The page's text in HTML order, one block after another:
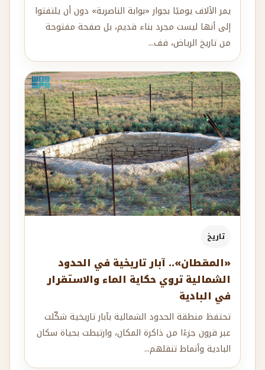
يمر الآلاف يوميًا بجوار «بوابة الناصرية» دون أن يلتفتوا
إلى أنها ليست مجرد بناء قديم، بل صفحة مفتوحة
من تاريخ الرياض، فف...
تاريخ
«المقطان».. آبار تاريخية في الحدود
الشمالية تروي حكاية الماء والاستقرار
في البادية
تحتفظ منطقة الحدود الشمالية بآبار تاريخية شكّلت
عبر قرون جزءًا من ذاكرة المكان، وارتبطت بحياة سكان
البادية وأنماط تنقلهم...